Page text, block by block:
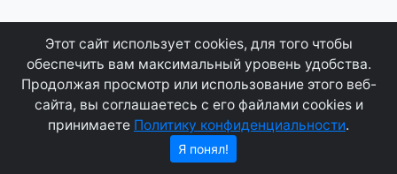
Этот сайт использует cookies, для того чтобы
обеспечить вам максимальный уровень удобства.
Продолжая просмотр или использование этого веб-
сайта, вы соглашаетесь с его файлами cookies и
принимаете Политику конфиденциальности.
Я понял!